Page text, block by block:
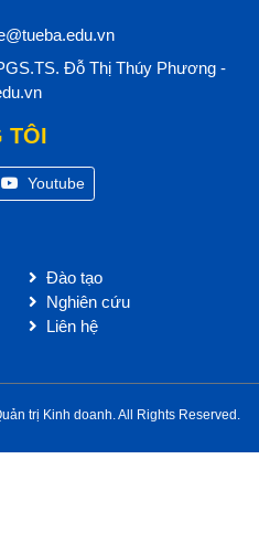
Đỗ Thị Thúy Phương -
TÔI
Youtube
Đào tạo
Nghiên cứu
Liên hệ
trị Kinh doanh. All Rights Reserved.